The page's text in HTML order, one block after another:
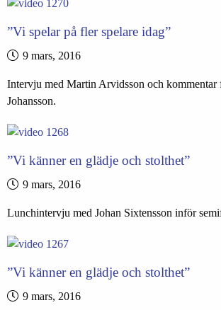
”Vi spelar på fler spelare idag”
9 mars, 2016
Intervju med Martin Arvidsson och kommentar
Johansson.
”Vi känner en glädje och stolthet”
9 mars, 2016
Lunchintervju med Johan Sixtensson inför
”Vi känner en glädje och stolthet”
9 mars, 2016